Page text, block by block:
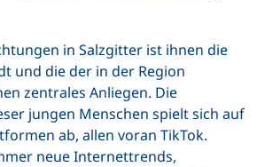
in Salzgitter ist ihnen die
und die der in der Region
zentrales Anliegen. Die
jungen Menschen spielt sich auf
ab, allen voran TikTok.
neue Internettrends,